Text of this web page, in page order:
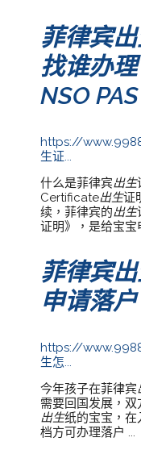
菲律宾
找谁办
NSO PAS
https://
生证...
什么是菲律宾出生
Certificate出生证
续，菲律宾的出生
证明》，是给宝宝
菲律宾
申请落户
https://
生怎...
今年孩子在菲律宾
需要回国发展，双
出生纸的宝宝，
档方可办理落户 ...